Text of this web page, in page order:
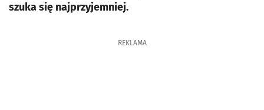
szuka się najprzyjemniej.
REKLAMA